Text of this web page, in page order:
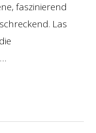
faszinierend
Las